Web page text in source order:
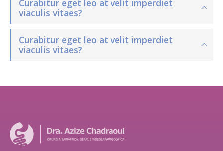
Curabitur eget leo at velit imperdiet
viaculis vitaes?
Curabitur eget leo at velit imperdiet
viaculis vitaes?